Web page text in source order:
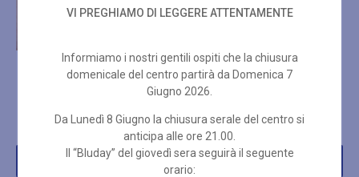
PEDICURE SPA
52,00
Acquista
APPLICAZIONE SMALTO
CND™ VINYLUX™
€19,00
Acquista
VI PREGHIAMO DI LEGGERE ATTENTAMENTE
Informiamo i nostri gentili ospiti che la chiusura
domenicale del centro partirà da Domenica 7
Giugno 2026.
Da Lunedì 8 Giugno la chiusura serale del centro si
anticipa alle ore 21.00.
Il “Bluday” del giovedì sera seguirà il seguente
orario: